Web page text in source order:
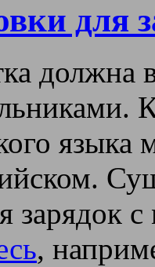
для
должна
зарядок
,